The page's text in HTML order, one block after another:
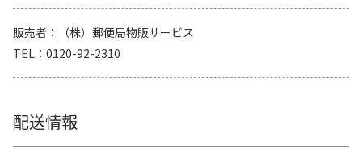
販売者
（株）郵便局物販サービス
TEL
0120-92-2310
配送情報